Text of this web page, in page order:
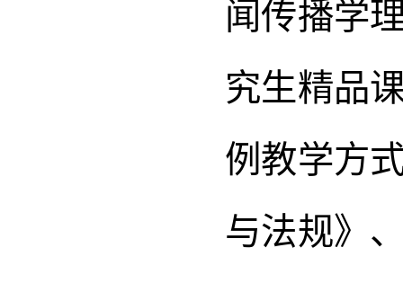
闻传播学
究生精品
例教学方
与法规》